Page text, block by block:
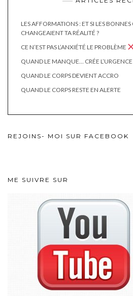
LES AFFORMATIONS : ET SI LES
CHANGEAIENT TA RÉALITÉ ?
CE N’EST PAS L’ANXIÉTÉ LE PROBLÈME
QUAND LE MANQUE… CRÉE L’URGENCE
QUAND LE CORPS DEVIENT ACCRO
QUAND LE CORPS RESTE EN ALERTE
REJOINS- MOI SUR FACEBOOK
ME SUIVRE SUR